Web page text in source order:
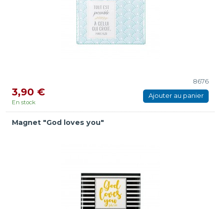
8676
3,90 €
En stock
Ajouter au panier
Magnet "God loves you"